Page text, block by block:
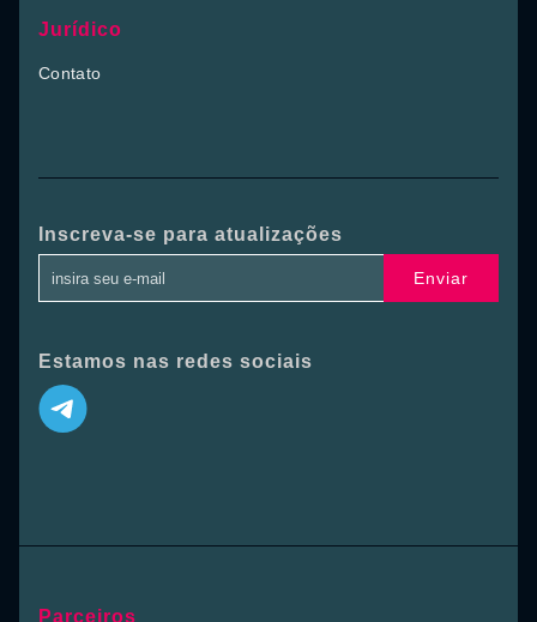
Jurídico
Contato
Inscreva-se para atualizações
Enviar
Estamos nas redes sociais
Parceiros